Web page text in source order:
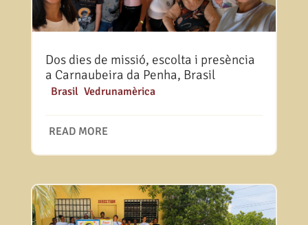
Dos dies de missió, escolta i presència
a Carnaubeira da Penha, Brasil
Brasil, Vedrunamèrica
READ MORE